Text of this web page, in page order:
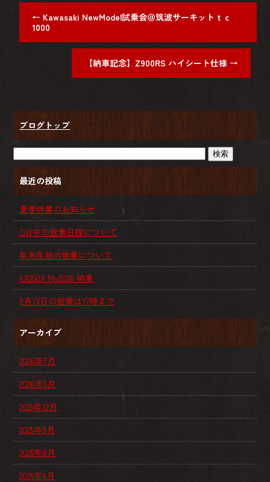
← Kawasaki NewModel試乗会＠筑波サーキットｔｃ
1000
【納車記念】Z900RS ハイシート仕様 →
ブログトップ
最近の投稿
夏季休業のお知らせ
GW中の営業日程について
年末年始の営業について
KX250X My2026 納車
9月13日の営業は17時まで
アーカイブ
2026年7月
2026年5月
2025年12月
2025年9月
2025年8月
2025年4月